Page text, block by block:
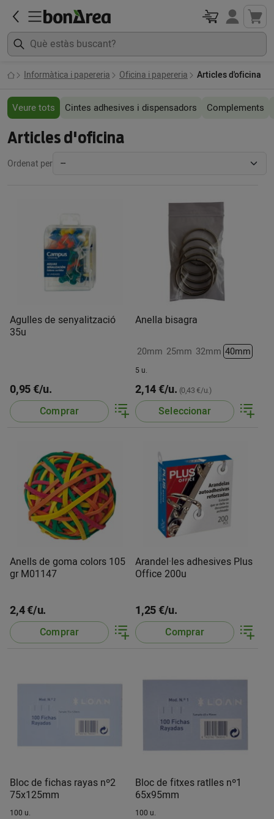
Informàtica i papereria Oficina i papereria Articles d'oficina
Veure tots Cintes adhesives i dispensadors Complements
Articles d'oficina
Ordenat per
Agulles de senyalització
35u
0,95 €/u.
Comprar
Anella bisagra
20mm 25mm 32mm 40mm
5 u.
2,14 €/u. (0,43 €/u.)
Seleccionar
Anells de goma colors 105
gr M01147
2,4 €/u.
Comprar
Arandel·les adhesives Plus
Office 200u
1,25 €/u.
Comprar
Bloc de fichas rayas nº2
75x125mm
100 u.
Bloc de fitxes ratlles nº1
65x95mm
100 u.